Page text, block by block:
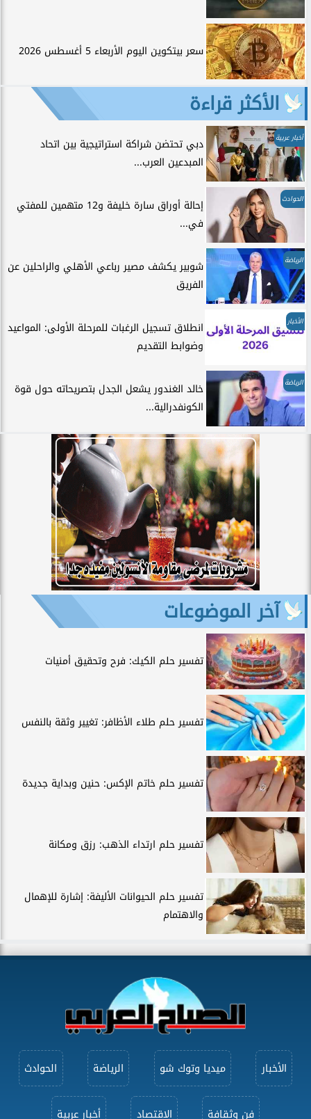
سعر بيتكوين اليوم الأربعاء 5 أغسطس 2026
الأكثر قراءة
أخبار عربية
دبي تحتضن شراكة استراتيجية بين اتحاد
المبدعين العرب...
الحوادث
إحالة أوراق سارة خليفة و12 متهمين للمفتي
في...
الرياضة
شوبير يكشف مصير رباعي الأهلي والراحلين عن
الفريق
الأخبار
انطلاق تسجيل الرغبات للمرحلة الأولى: المواعيد
وضوابط التقديم
الرياضة
خالد الغندور يشعل الجدل بتصريحاته حول قوة
الكونفدرالية...
آخر الموضوعات
تفسير حلم الكيك: فرح وتحقيق أمنيات
تفسير حلم طلاء الأظافر: تغيير وثقة بالنفس
تفسير حلم خاتم الإكس: حنين وبداية جديدة
تفسير حلم ارتداء الذهب: رزق ومكانة
تفسير حلم الحيوانات الأليفة: إشارة للإهمال
والاهتمام
الأخبار ميديا وتوك شو الرياضة الحوادث
فن وثقافة الاقتصاد أخبار عربية